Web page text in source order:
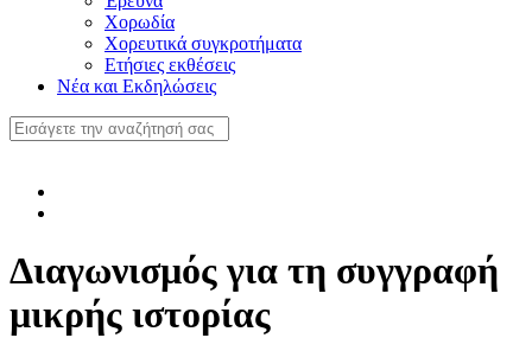
Χορωδία
Χορευτικά συγκροτήματα
Ετήσιες εκθέσεις
Νέα και Εκδηλώσεις
Διαγωνισµός για τη συγγραφή
µικρής ιστορίας